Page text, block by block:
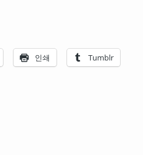
인쇄 Tumblr